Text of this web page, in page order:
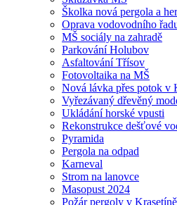
Školka nová pergola a
Oprava vodovodního
MŠ sociály na zahradě
Parkování Holubov
Asfaltování Třísov
Fotovoltaika na MŠ
Nová lávka přes potok v
Vyřezávaný dřevěný
Ukládání horské vpusti
Rekonstrukce dešťové
Pyramida
Pergola na odpad
Karneval
Strom na lanovce
Masopust 2024
Požár pergoly v Krasetíně